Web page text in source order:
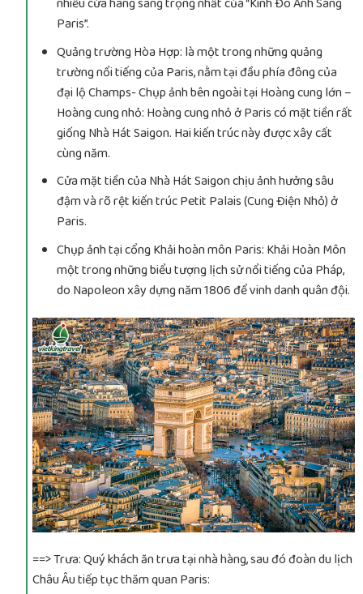
Paris”.
Quảng trường Hòa Hợp: là một trong những quảng
trường nổi tiếng của Paris, nằm tại đầu phía đông của
đại lộ Champs- Chụp ảnh bên ngoài tại Hoàng cung lớn –
Hoàng cung nhỏ: Hoàng cung nhỏ ở Paris có mặt tiền rất
giống Nhà Hát Saigon. Hai kiến trúc này được xây cất
cùng năm.
Cửa mặt tiền của Nhà Hát Saigon chịu ảnh hưởng sâu
đậm và rõ rệt kiến trúc Petit Palais (Cung Điện Nhỏ) ở
Paris.
Chụp ảnh tại cổng Khải hoàn môn Paris: Khải Hoàn Môn
một trong những biểu tượng lịch sử nổi tiếng của Pháp,
do Napoleon xây dựng năm 1806 để vinh danh quân đội.
==> Trưa: Quý khách ăn trưa tại nhà hàng, sau đó đoàn du lịch
Châu Âu tiếp tục thăm quan Paris: